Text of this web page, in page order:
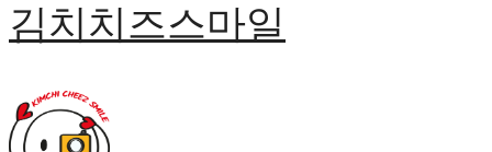
김치치즈스마일